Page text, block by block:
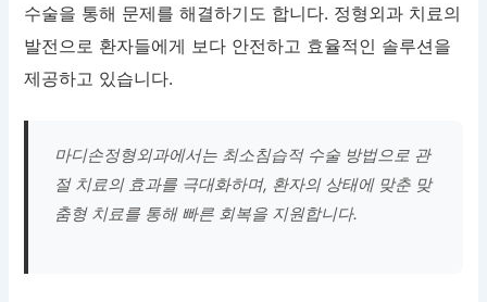
수술을 통해 문제를 해결하기도 합니다. 정형외과 치료의
발전으로 환자들에게 보다 안전하고 효율적인 솔루션을
제공하고 있습니다.
마디손정형외과에서는 최소침습적 수술 방법으로 관
절 치료의 효과를 극대화하며, 환자의 상태에 맞춘 맞
춤형 치료를 통해 빠른 회복을 지원합니다.